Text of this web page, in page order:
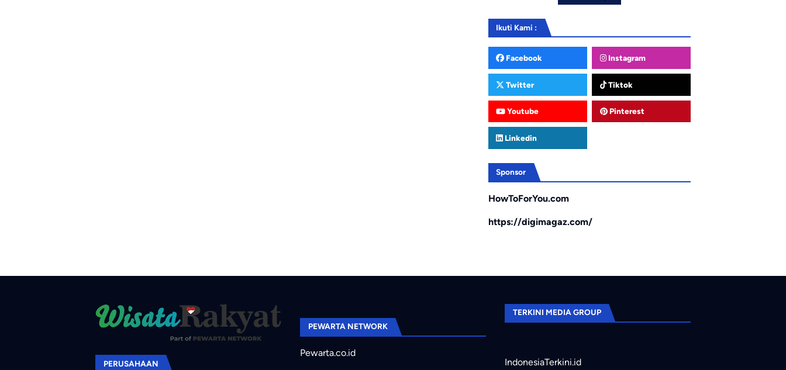
Ikuti Kami :
Facebook Instagram
Twitter Tiktok
Youtube Pinterest
Linkedin
Sponsor
HowToForYou.com
https://digimagaz.com/
PERUSAHAAN
PEWARTA NETWORK
Pewarta.co.id
TERKINI MEDIA GROUP
IndonesiaTerkini.id